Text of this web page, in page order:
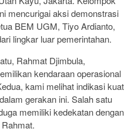
mencurigai aksi demonstrasi
BEM UGM, Tiyo Ardianto,
lingkar luar pemerintahan.
Rahmat Djimbula,
kendaraan operasional
kami melihat indikasi kuat
gerakan ini. Salah satu
memiliki kedekatan dengan